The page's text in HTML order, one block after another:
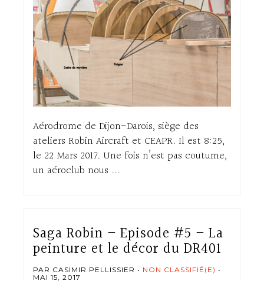
Aérodrome de Dijon-Darois, siège des
ateliers Robin Aircraft et CEAPR. Il est 8:25,
le 22 Mars 2017. Une fois n’est pas coutume,
un aéroclub nous ...
Saga Robin – Episode #5 – La
peinture et le décor du DR401
PAR CASIMIR PELLISSIER
NON CLASSIFIÉ(E)
MAI 15, 2017